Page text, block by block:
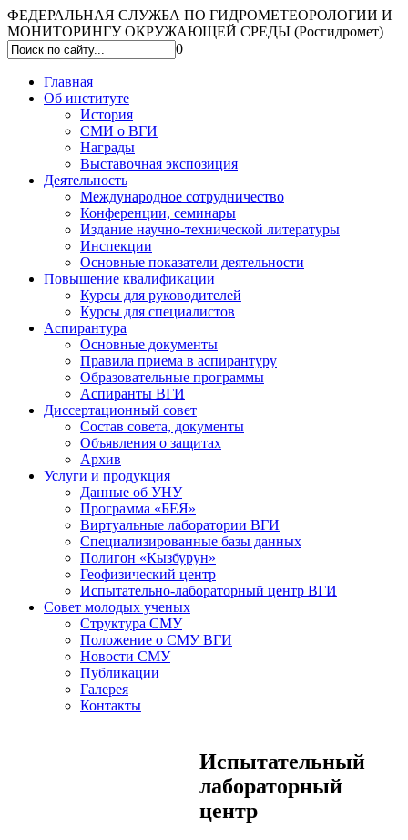
ФЕДЕРАЛЬНАЯ СЛУЖБА ПО ГИДРОМЕТЕОРОЛОГИИ И
МОНИТОРИНГУ ОКРУЖАЮЩЕЙ СРЕДЫ (Росгидромет)
0
Главная
Об институте
История
СМИ о ВГИ
Награды
Выставочная экспозиция
Деятельность
Международное сотрудничество
Конференции, семинары
Издание научно-технической литературы
Инспекции
Основные показатели деятельности
Повышение квалификации
Курсы для руководителей
Курсы для специалистов
Аспирантура
Основные документы
Правила приема в аспирантуру
Образовательные программы
Аспиранты ВГИ
Диссертационный совет
Состав совета, документы
Объявления о защитах
Архив
Услуги и продукция
Данные об УНУ
Программа «БЕЯ»
Виртуальные лаборатории ВГИ
Специализированные базы данных
Полигон «Кызбурун»
Геофизический центр
Испытательно-лабораторный центр ВГИ
Совет молодых ученых
Структура СМУ
Положение о СМУ ВГИ
Новости СМУ
Публикации
Галерея
Контакты
Испытательный
лабораторный
центр